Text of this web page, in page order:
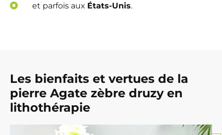
et parfois aux États-Unis.
Les bienfaits et vertues de la
pierre Agate zèbre druzy en
lithothérapie